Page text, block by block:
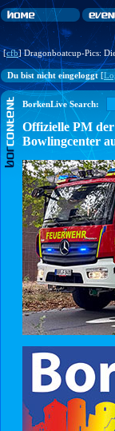
[cfb] Dragonboatcup-Pics:
Du bist nicht eingeloggt[
BorkenLive Search:
Offizielle PM
Bowlingcenter